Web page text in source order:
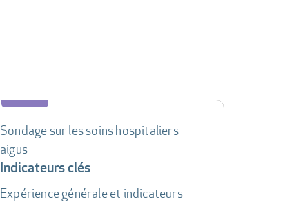
Sondage sur les soins hospitaliers
aigus
Indicateurs clés
Expérience générale et indicateurs